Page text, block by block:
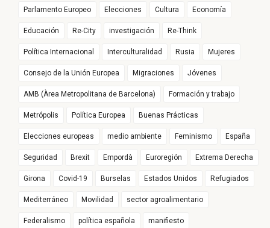
Parlamento Europeo Elecciones Cultura Economía
Educación Re-City investigación Re-Think
Política Internacional Interculturalidad Rusia Mujeres
Consejo de la Unión Europea Migraciones Jóvenes
AMB (Àrea Metropolitana de Barcelona) Formación y trabajo
Metrópolis Política Europea Buenas Prácticas
Elecciones europeas medio ambiente Feminismo España
Seguridad Brexit Empordà Euroregión Extrema Derecha
Girona Covid-19 Burselas Estados Unidos Refugiados
Mediterráneo Movilidad sector agroalimentario
Federalismo política española manifiesto